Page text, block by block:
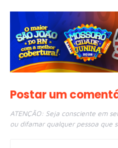
Postar um
ATENÇÃO: Seja consciente em
ou difamar qualquer pessoa que